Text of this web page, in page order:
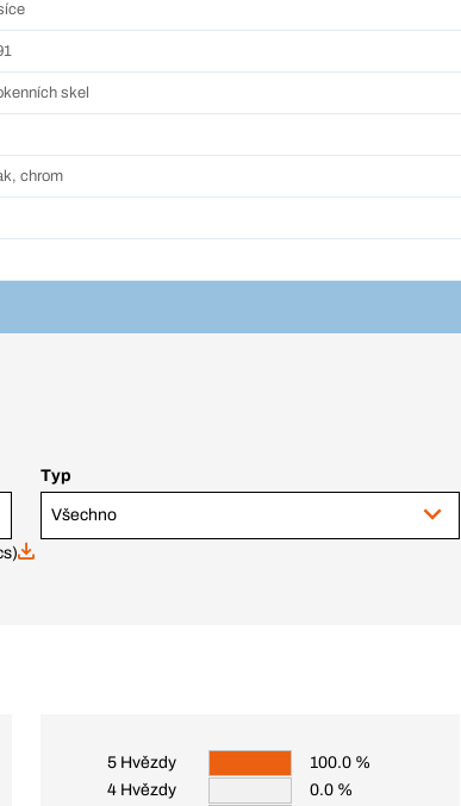
skel
chrom
Typ
Všechno
5 Hvězdy
100.0 %
4 Hvězdy
0.0 %